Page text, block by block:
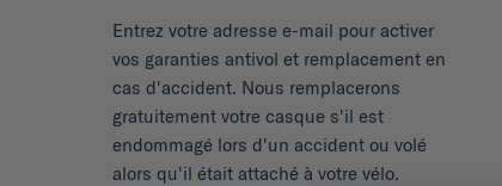
Entrez votre adresse e-mail pour activer
vos garanties antivol et remplacement en
cas d'accident. Nous remplacerons
gratuitement votre casque s'il est
endommagé lors d'un accident ou volé
alors qu'il était attaché àvotre vélo.